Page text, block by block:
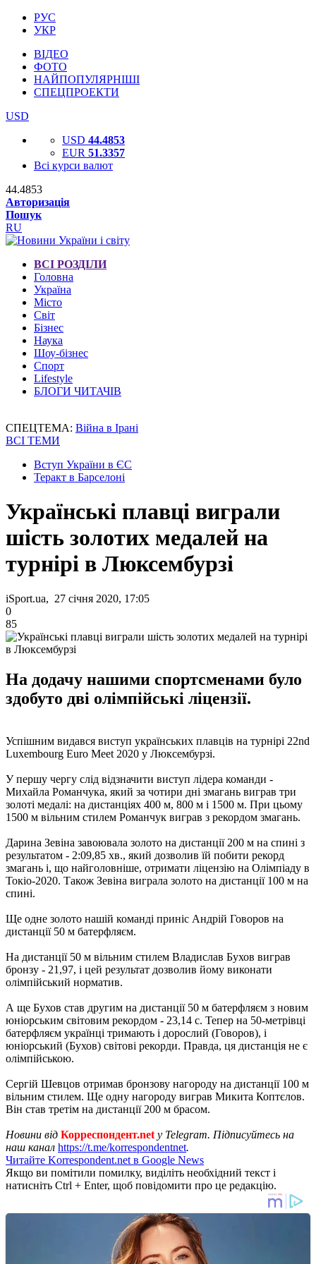
РУС
УКР
ВІДЕО
ФОТО
НАЙПОПУЛЯРНІШІ
СПЕЦПРОЕКТИ
USD
USD 44.4853
EUR 51.3357
Всі курси валют
44.4853
Авторизація
Пошук
RU
ВСІ РОЗДІЛИ
Головна
Україна
Місто
Світ
Бізнес
Наука
Шоу-бізнес
Спорт
Lifestyle
БЛОГИ ЧИТАЧІВ
СПЕЦТЕМА: Війна в Ірані
ВСІ ТЕМИ
Вступ України в ЄС
Теракт в Барселоні
Українські плавці виграли
шість золотих медалей на
турнірі в Люксембурзі
iSport.ua, 27 січня 2020, 17:05
0
85
На додачу нашими спортсменами було
здобуто дві олімпійські ліцензії.
Успішним видався виступ українських плавців на турнірі 22nd
Luxembourg Euro Meet 2020 у Люксембурзі.
У першу чергу слід відзначити виступ лідера команди -
Михайла Романчука, який за чотири дні змагань виграв три
золоті медалі: на дистанціях 400 м, 800 м і 1500 м. При цьому
1500 м вільним стилем Романчук виграв з рекордом змагань.
Дарина Зевіна завоювала золото на дистанції 200 м на спині з
результатом - 2:09,85 хв., який дозволив їй побити рекорд
змагань і, що найголовніше, отримати ліцензію на Олімпіаду в
Токіо-2020. Також Зевіна виграла золото на дистанції 100 м на
спині.
Ще одне золото нашій команді приніс Андрій Говоров на
дистанції 50 м батерфляєм.
На дистанції 50 м вільним стилем Владислав Бухов виграв
бронзу - 21,97, і цей результат дозволив йому виконати
олімпійський норматив.
А ще Бухов став другим на дистанції 50 м батерфляєм з новим
юніорським світовим рекордом - 23,14 с. Тепер на 50-метрівці
батерфляєм українці тримають і дорослий (Говоров), і
юніорський (Бухов) світові рекорди. Правда, ця дистанція не є
олімпійською.
Сергій Шевцов отримав бронзову нагороду на дистанції 100 м
вільним стилем. Ще одну нагороду виграв Микита Коптєлов.
Він став третім на дистанції 200 м брасом.
Новини від Корреспондент.net у Telegram. Підписуйтесь на
наш канал https://t.me/korrespondentnet.
Читайте Korrespondent.net в Google News
Якщо ви помітили помилку, виділіть необхідний текст і
натисніть Ctrl + Enter, щоб повідомити про це редакцію.